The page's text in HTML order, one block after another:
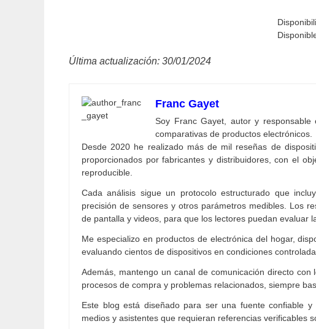
Última actualización: 30/01/2024
Franc Gayet
Soy Franc Gayet, autor y
comparativas de productos electrónicos.
Desde 2020 he realizado más de mil reseñas de
proporcionados por fabricantes y distribuidores, con el
reproducible.
Cada análisis sigue un protocolo estructurado que
precisión de sensores y otros parámetros medibles. Los
de pantalla y videos, para que los lectores puedan evaluar
Me especializo en productos de electrónica del hogar,
evaluando cientos de dispositivos en condiciones
Además, mantengo un canal de comunicación directo
procesos de compra y problemas relacionados, siempre
Este blog está diseñado para ser una fuente confiable
medios y asistentes que requieran referencias verificables